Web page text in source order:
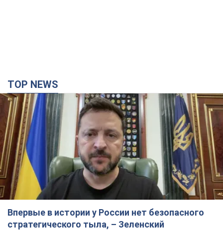
TOP NEWS
Впервые в истории у России нет безопасного
стратегического тыла, – Зеленский